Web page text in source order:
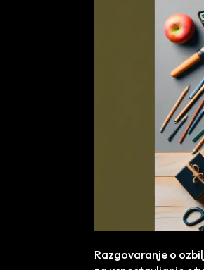
Razgovaranje o